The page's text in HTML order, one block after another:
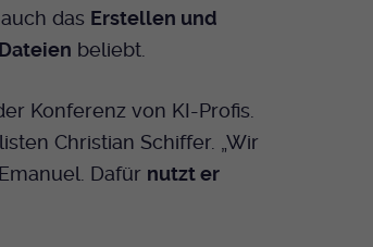
das Erstellen und
beliebt.
Konferenz von KI-Profis.
Christian Schiffer. „Wir
Dafür nutzt er